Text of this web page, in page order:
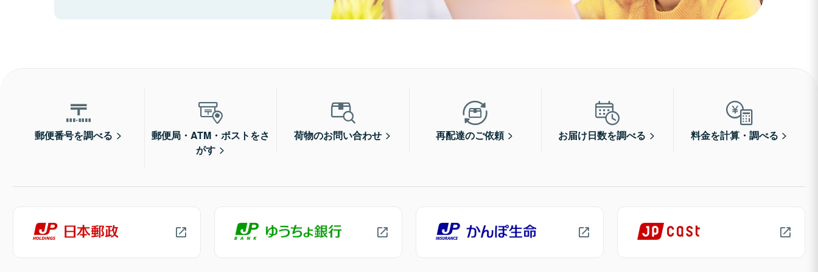
郵便番号を調べる
郵便局・ATM・ポストをさ
がす
荷物のお問い合わせ 再配達のご依頼 お届け日数を調べる 料金を計算・調べる